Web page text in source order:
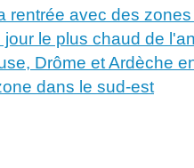
rentrée avec des
le plus chaud de
Drôme et Ardèche
dans le sud-est